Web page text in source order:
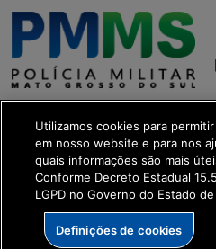
de Transformação Digital
get_footer();
Utilizamos cookies para
em nosso website e para nos
quais informações são mais
Conforme Decreto Estadual
LGPD no Governo do Estado
Definições de cookies